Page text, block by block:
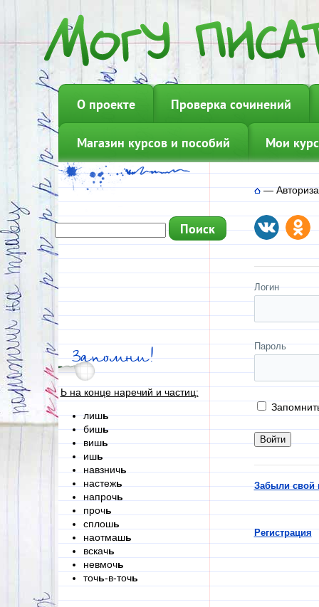
О проекте Проверка сочинений
Магазин курсов и пособий Мои
Запомни!
Ь на конце наречий и частиц:
лишь
бишь
вишь
ишь
навзничь
настежь
напрочь
прочь
сплошь
наотмашь
вскачь
невмочь
точь-в-точь
—
Логин
Пароль
Забыли свой
Регистрация